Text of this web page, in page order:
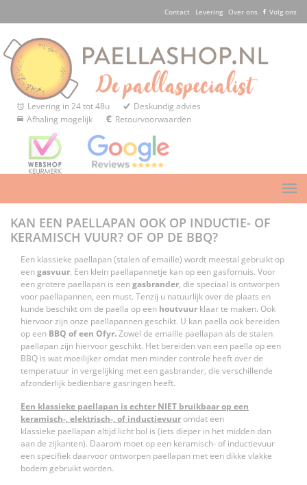
Contact Levering Over ons Volg ons
Levering in 24 tot 48u
Deskundig advies
Afhaling mogelijk
Retourvoorwaarden
KAN EEN PAELLAPAN OOK OP INDUCTIE- OF
KERAMISCH VUUR? OF OP DE BBQ?
Een klassieke paellapan (stalen of emaille) wordt meestal gebruikt op
eengasvuur. Een klein paellapannetje kan op een gasfornuis. Voor
een grotere paellapan is eengasbrander, die speciaal is ontworpen
voor paellapannen, een must. Tenzij u natuurlijk over de plaats en
kunde beschikt om de paella op een houtvuur klaar te maken. Ook
hiervoor zijn onze paellapannen geschikt. U kan paella ook bereiden
op een BBQ of een Ofyr.Zowel de emaille paellapan als de stalen
paellapan zijn hiervoor geschikt. Het bereiden van een paella op een
BBQ is wat moeilijker omdat men minder controle heeft over de
temperatuur in vergelijking met een gasbrander, die verschillende
afzonderlijk bedienbare gasringen heeft.
Een klassieke paellapan is echter NIET bruikbaar op een
keramisch-, elektrisch-, of inductievuuromdat een
klassieke paellapan altijd licht bol is (iets dieper in het midden dan
aan de zijkanten). Daarom moet op een keramisch- of inductievuur
een specifiek daarvoor ontworpen paellapan met een dikke vlakke
bodem gebruikt worden.